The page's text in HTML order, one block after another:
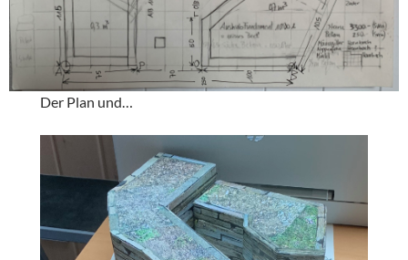
Der Plan und…